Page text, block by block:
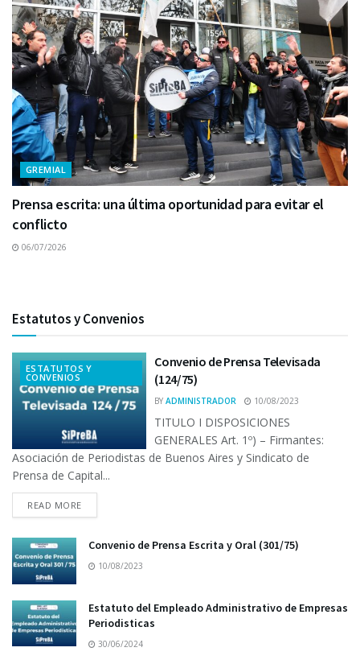
GREMIAL
Prensa escrita: una última oportunidad para evitar el
conflicto
06/07/2026
Estatutos y Convenios
ESTATUTOS Y
CONVENIOS
Convenio de Prensa Televisada
(124/75)
BY ADMINISTRADOR 10/08/2023
TITULO I DISPOSICIONES
GENERALES Art. 1º) – Firmantes:
Asociación de Periodistas de Buenos Aires y Sindicato de
Prensa de Capital...
READ MORE
Convenio de Prensa Escrita y Oral (301/75)
10/08/2023
Estatuto del Empleado Administrativo de Empresas
Periodisticas
30/06/2024